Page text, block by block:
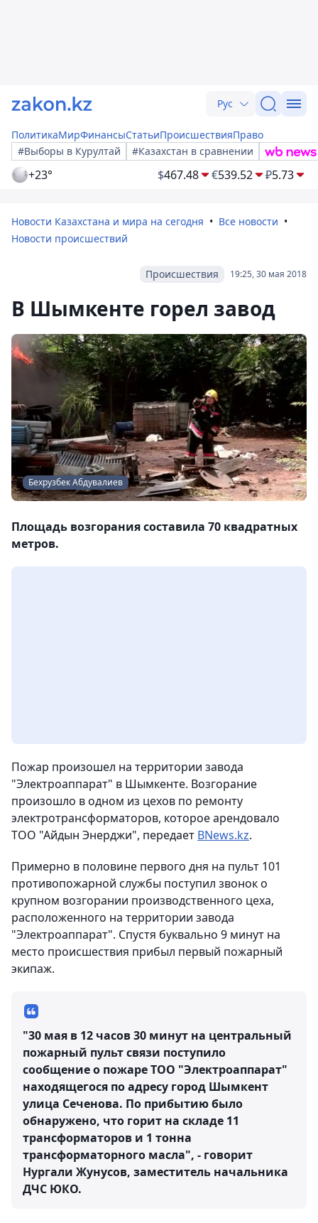
Рус
ПолитикаМирФинансыСтатьиПроисшествияПраво
#Выборы в Курултай
#Казахстан в сравнении
+23° $467.48 €539.52 ₽5.73
Новости Казахстана и мира на сегодня
Все новости
Новости происшествий
19:25, 30 мая 2018
Происшествия
В Шымкенте горел завод
Бехрузбек Абдувалиев
Площадь возгорания составила 70 квадратных
метров.
Пожар произошел на территории завода
"Электроаппарат" в Шымкенте. Возгорание
произошло в одном из цехов по ремонту
электротрансформаторов, которое арендовало
ТОО "Айдын Энерджи", передает BNews.kz.
Примерно в половине первого дня на пульт 101
противопожарной службы поступил звонок о
крупном возгорании производственного цеха,
расположенного на территории завода
"Электроаппарат". Спустя буквально 9 минут на
место происшествия прибыл первый пожарный
экипаж.
"30 мая в 12 часов 30 минут на центральный
пожарный пульт связи поступило
сообщение о пожаре ТОО "Электроаппарат"
находящегося по адресу город Шымкент
улица Сеченова. По прибытию было
обнаружено, что горит на складе 11
трансформаторов и 1 тонна
трансформаторного масла", - говорит
Нургали Жунусов, заместитель начальника
ДЧС ЮКО.